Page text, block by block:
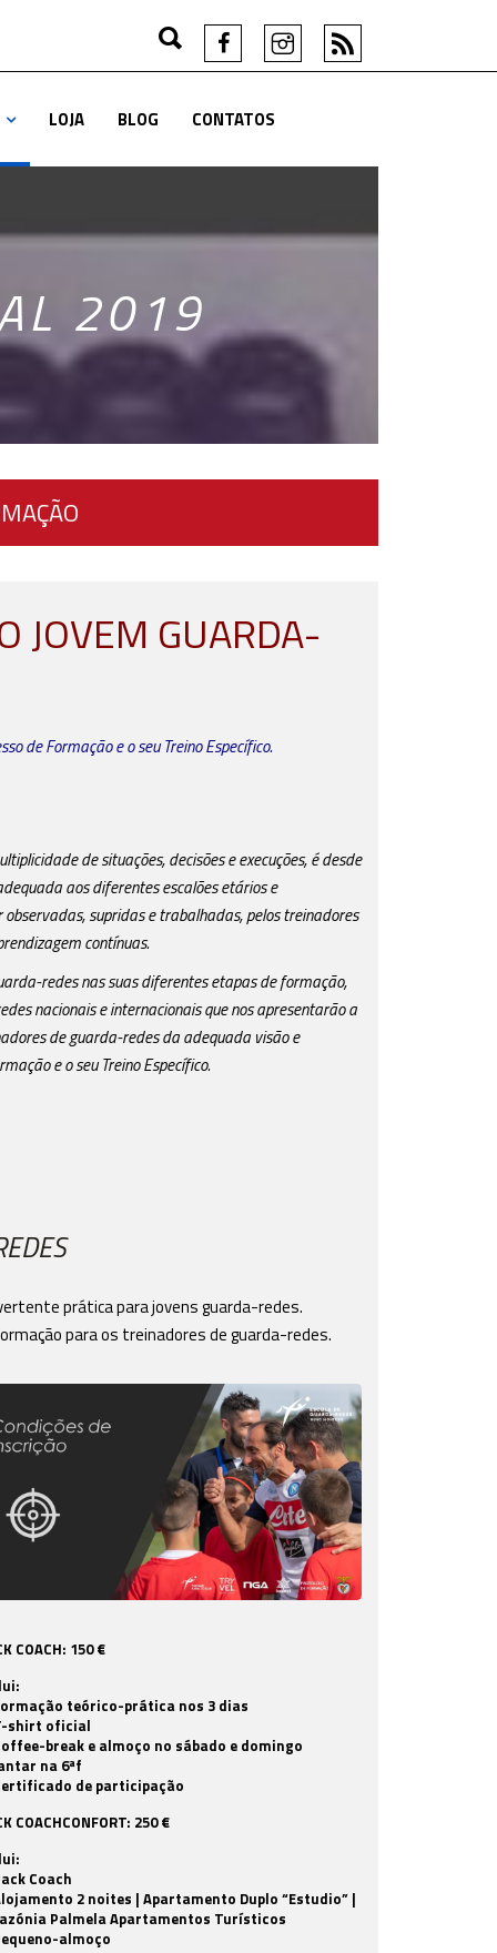
LOJA BLOG CONTATOS
2019
JOVEM GUARDA-
de Formação e o seu Treino Específico.
de situações, decisões e execuções, é desde
aos diferentes escalões etários e
supridas e trabalhadas, pelos treinadores
contínuas.
redes nas suas diferentes etapas de formação,
nacionais e internacionais que nos apresentarão a
de guarda-redes da adequada visão e
e o seu Treino Específico.
prática para jovens guarda-redes.
para os treinadores de guarda-redes.
COACH: 150 €
teórico-prática nos 3 dias
shirt oficial
break e almoço no sábado e domingo
na 6ªf
de participação
COACHCONFORT: 250 €
Coach
2 noites | Apartamento Duplo “Estudio” |
Palmela Apartamentos Turísticos
almoço